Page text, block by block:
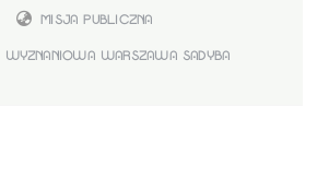
MISJA PUBLICZNA
WYZNANIOWA WARSZAWA SADYBA